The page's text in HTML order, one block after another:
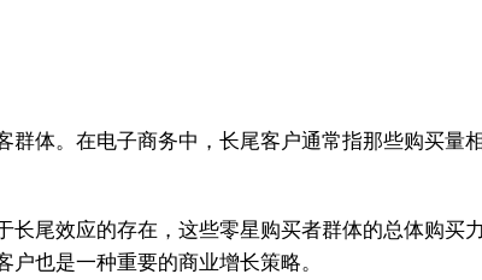
体。在电子商务中，长尾客户通常指那些购买量
尾效应的存在，这些零星购买者群体的总体购买
也是一种重要的商业增长策略。